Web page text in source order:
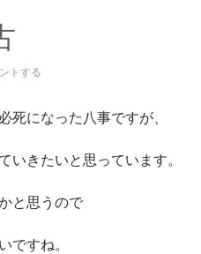
トする
死になった八事ですが、
いきたいと思っています。
と思うので
ですね。